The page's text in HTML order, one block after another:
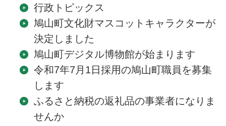
行政トピックス
鳩山町文化財マスコットキャラクターが
決定しました
鳩山町デジタル博物館が始まります
令和7年7月1日採用の鳩山町職員を募集
します
ふるさと納税の返礼品の事業者になりま
せんか